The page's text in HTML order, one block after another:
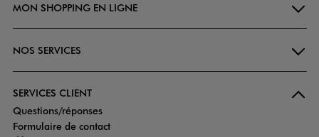
MON SHOPPING EN LIGNE
NOS SERVICES
SERVICES CLIENT
Questions/réponses
Formulaire de contact